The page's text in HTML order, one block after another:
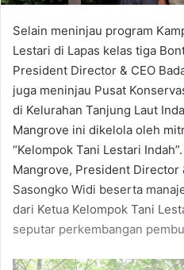
Selain meninjau program
Lestari di Lapas kelas tiga
President Director & CEO
juga meninjau Pusat
di Kelurahan Tanjung Laut
Mangrove ini dikelola oleh
“Kelompok Tani Lestari
Mangrove, President Director
Sasongko Widi beserta
dari Ketua Kelompok Tani
seputar perkembangan